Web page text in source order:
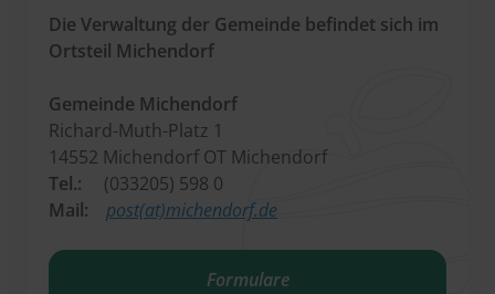
Die Verwaltung der Gemeinde befindet sich im
Ortsteil Michendorf
Gemeinde Michendorf
Richard-Muth-Platz 1
14552 Michendorf OT Michendorf
Tel.: (033205) 598 0
Mail:
post(at)michendorf.de
Formulare